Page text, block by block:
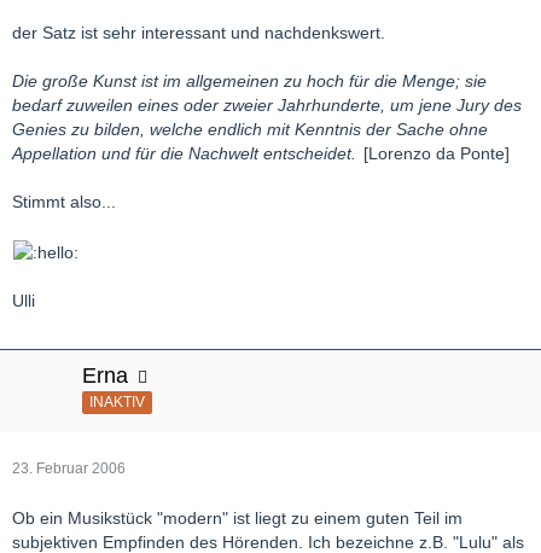
der Satz ist sehr interessant und nachdenkswert.
Die große Kunst ist im allgemeinen zu hoch für die Menge; sie
bedarf zuweilen eines oder zweier Jahrhunderte, um jene Jury des
Genies zu bilden, welche endlich mit Kenntnis der Sache ohne
Appellation und für die Nachwelt entscheidet. [Lorenzo da Ponte]
Stimmt also...
Ulli
Erna
INAKTIV
23. Februar 2006
Ob ein Musikstück "modern" ist liegt zu einem guten Teil im
subjektiven Empfinden des Hörenden. Ich bezeichne z.B. "Lulu" als